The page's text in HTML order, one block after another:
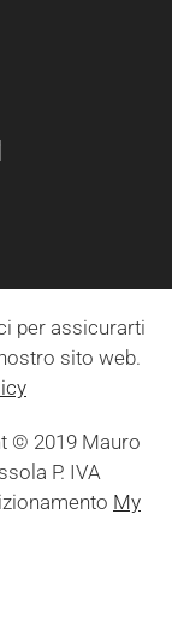
per assicurarti
sito web.
© 2019 Mauro
P. IVA
My